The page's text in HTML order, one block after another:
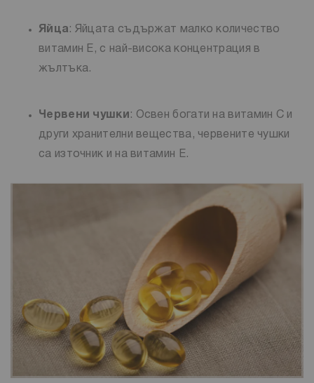
Яйца : Яйцата съдържат малко количество
витамин Е, с най-висока концентрация в
жълтъка.
Червени чушки : Освен богати на витамин С и
други хранителни вещества, червените чушки
са източник и на витамин Е.